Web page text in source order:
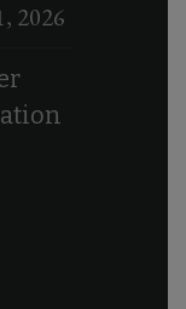
2026